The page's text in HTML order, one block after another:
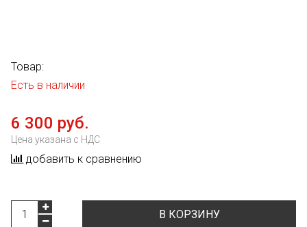
Товар:
Есть в наличии
6 300 руб.
Цена указана с НДС
добавить к сравнению
В КОРЗИНУ